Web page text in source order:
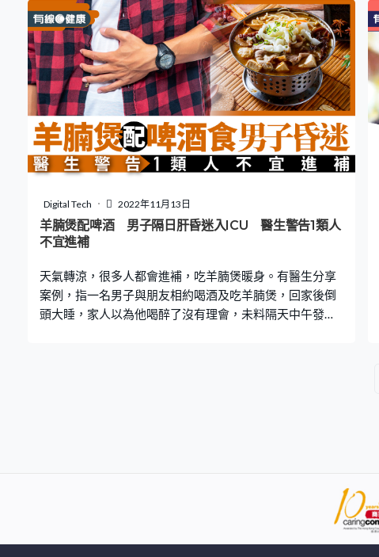
醫生周中武接受《有線健康》訪問時指，RSV於冬季常
見，病徵與傷風感冒、流感相似，提醒家長可留意2大症狀
以分辨。 九把刀愛女患RSV 半夜咳到嘔 台灣著名作家兼導
演九把刀（原名柯景騰），於2017年與前主播周亭羽結
婚，兩人育有兩名女兒，分別是2歲的「魯拉拉」及數個月
大的「拜蹦」。 九把刀日前（12日）在社交平台發文，並
貼出多張照片，指大女兒「魯拉拉」患上呼吸道融合病毒
（RSV，本港又稱為「呼吸道合胞病毒」），出現發燒、
流鼻水、咳嗽等症狀，更曾半夜咳嗽到吐，並且耳朵痛到
兒不會嚴重到出現中耳炎。 九把刀心痛求助：怎麼對抗這
病毒？ 由於患上呼吸道合胞病毒的患者一般多流鼻水，於
是九把刀買了洗鼻器給女兒，但是女兒卻對此十分抗拒，
拿來蒸鼻子」。另外，因病
Digital Tech 2022年11月13日
羊腩煲配啤酒 男子隔日肝昏迷入ICU 醫生警告1類人
不宜進補
天氣轉涼，很多人都會進補，吃羊腩煲暖身。有醫生分享
案例，指一名男子與朋友相約喝酒及吃羊腩煲，回家後倒
頭大睡，家人以為他喝醉了沒有理會，未料隔天中午發現
人最初以為他喝醉了不以為意，未料隔天中午發現男子仍
未起床，於是打算進入房叫他，結果發現男子叫不醒，一